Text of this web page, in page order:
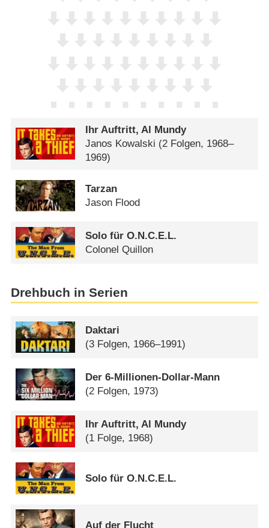
Ihr Auftritt, Al Mundy
Janos Kowalski (2 Folgen, 1968–
1969)
Tarzan
Jason Flood
Solo für O.N.C.E.L.
Colonel Quillon
Drehbuch in Serien
Daktari
(3 Folgen, 1966–1991)
Der 6-Millionen-Dollar-Mann
(2 Folgen, 1973)
Ihr Auftritt, Al Mundy
(1 Folge, 1968)
Solo für O.N.C.E.L.
Auf der Flucht